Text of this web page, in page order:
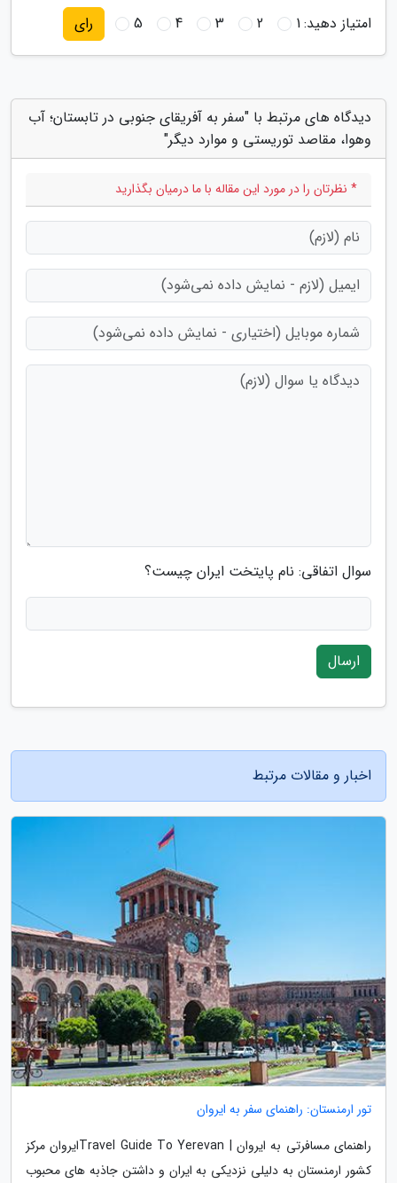
امتیاز دهید:1
2
3
4
5 رای
دیدگاه های مرتبط با "سفر به آفریقای جنوبی در تابستان؛ آب
وهوا، مقاصد توریستی و موارد دیگر"
* نظرتان را در مورد این مقاله با ما درمیان بگذارید
سوال اتفاقی: نام پایتخت ایران چیست؟
ارسال
اخبار و مقالات مرتبط
تور ارمنستان: راهنمای سفر به ایروان
راهنمای مسافرتی به ایروان | Travel Guide To Yerevanایروان مرکز
کشور ارمنستان به دلیلی نزدیکی به ایران و داشتن جاذبه های محبوب